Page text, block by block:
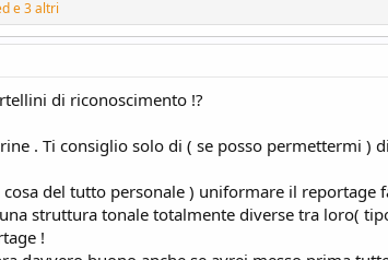
e 3 altri
di riconoscimento !?
. Ti consiglio solo di ( se posso permettermi )
del tutto personale ) uniformare il
struttura tonale totalmente diverse tra loro(
!